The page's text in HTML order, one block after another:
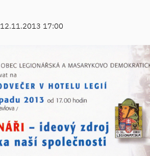
12.11.2013 17:00